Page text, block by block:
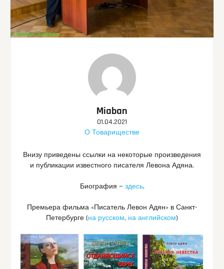
Miaban
01.04.2021
О Товариществе
Внизу приведены ссылки на некоторые произведения
и публикации известного писателя Левона Адяна.
Биография — здесь.
Премьера фильма «Писатель Левон Адян» в Санкт-
Петербурге (на русском, на английском)